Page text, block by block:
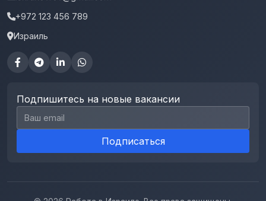
+972 123 456 789
Израиль
Подпишитесь на новые вакансии
Email для подписки
Подписаться